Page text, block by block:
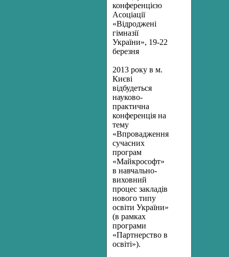
конференцією
Асоціації
«Відроджені
гімназії
України», 19-22
березня
2013 року в м.
Києві
відбудеться
науково-
практична
конференція на
тему
«Впровадження
сучасних
програм
«Майкрософт»
в навчально-
виховний
процес закладів
нового типу
освіти України»
(в рамках
програми
«Партнерство в
освіті»).